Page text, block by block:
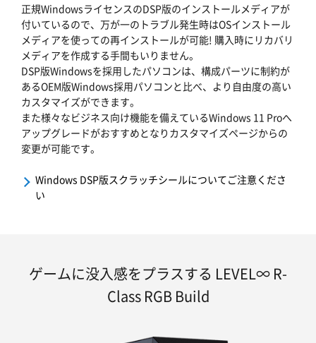
正規WindowsライセンスのDSP版のインストールメディアが
付いているので、万が一のトラブル発生時はOSインストール
メディアを使っての再インストールが可能! 購入時にリカバリ
メディアを作成する手間もいりません。
DSP版Windowsを採用したパソコンは、構成パーツに制約が
あるOEM版Windows採用パソコンと比べ、より自由度の高い
カスタマイズができます。
また様々なビジネス向け機能を備えているWindows 11 Proへ
アップグレードがおすすめとなりカスタマイズページからの
変更が可能です。
Windows DSP版スクラッチシールについてご注意くださ
い
ゲームに没入感をプラスする LEVEL∞ R-
Class RGB Build